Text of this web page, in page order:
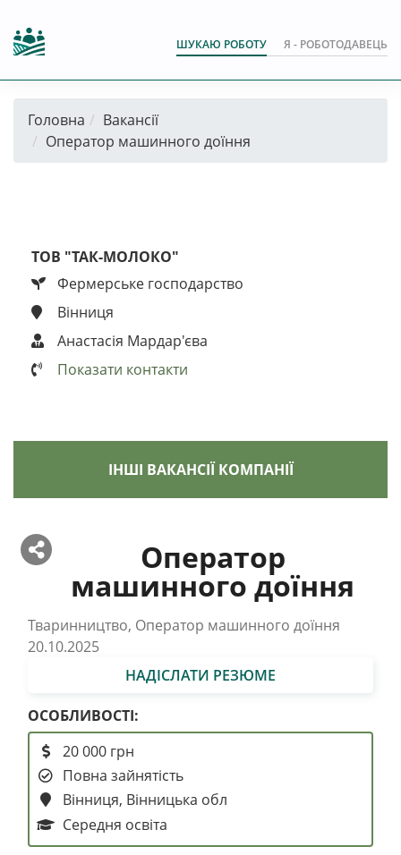
ШУКАЮ РОБОТУ Я - РОБОТОДАВЕЦЬ
Головна
Вакансії
Оператор машинного доїння
ТОВ "ТАК-МОЛОКО"
Фермерське господарство
Вінниця
Анастасія Мардар'єва
Показати контакти
ІНШІ ВАКАНСІЇ КОМПАНІЇ
Оператор
машинного доїння
Тваринництво, Оператор машинного доїння
20.10.2025
НАДІСЛАТИ РЕЗЮМЕ
ОСОБЛИВОСТІ:
20 000 грн
Повна зайнятість
Вінниця, Вінницька обл
Середня освіта